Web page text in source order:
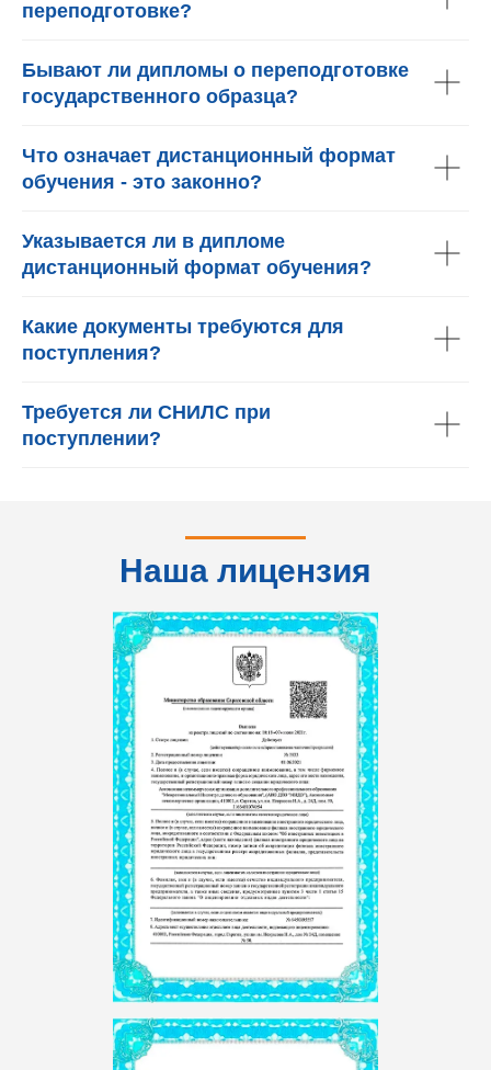
переподготовке?
Бывают ли дипломы о переподготовке
государственного образца?
Что означает дистанционный формат
обучения - это законно?
Указывается ли в дипломе
дистанционный формат обучения?
Какие документы требуются для
поступления?
Требуется ли СНИЛС при
поступлении?
Наша лицензия